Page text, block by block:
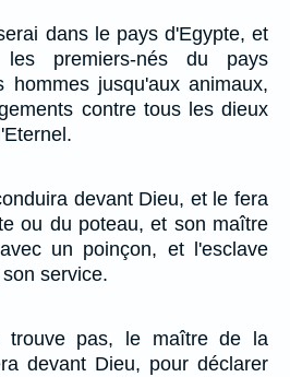
dans le pays d'Egypte, et
premiers-nés du pays
hommes jusqu'aux animaux,
contre tous les dieux
devant Dieu, et le fera
ou du poteau, et son maître
un poinçon, et l'esclave
service.
pas, le maître de la
devant Dieu, pour déclarer